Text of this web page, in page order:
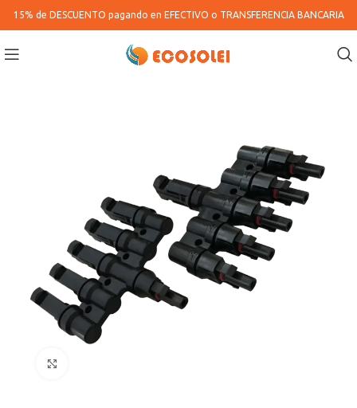
15% de DESCUENTO pagando en EFECTIVO o TRANSFERENCIA BANCARIA